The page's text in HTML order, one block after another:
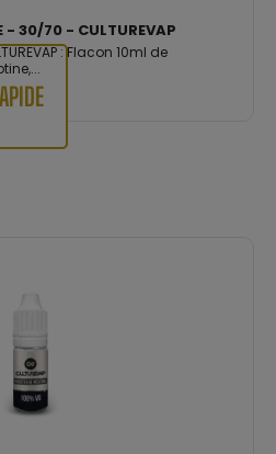
- 30/70 - CULTUREVAP
: Flacon 10ml de